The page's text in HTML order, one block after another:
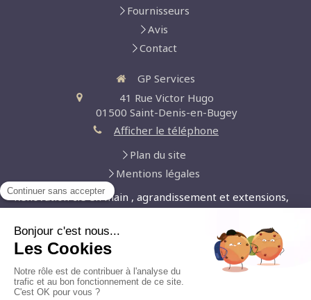
Fournisseurs
Avis
Contact
GP Services
41 Rue Victor Hugo
01500 Saint-Denis-en-Bugey
Afficher le téléphone
Plan du site
Mentions légales
Rénovation clé en main , agrandissement et extensions,
aménagement de cuisine, aménagement de salle de
bain, carrelage et dallage, aménagement de combles,
aménagement de dressing
Demander un devis